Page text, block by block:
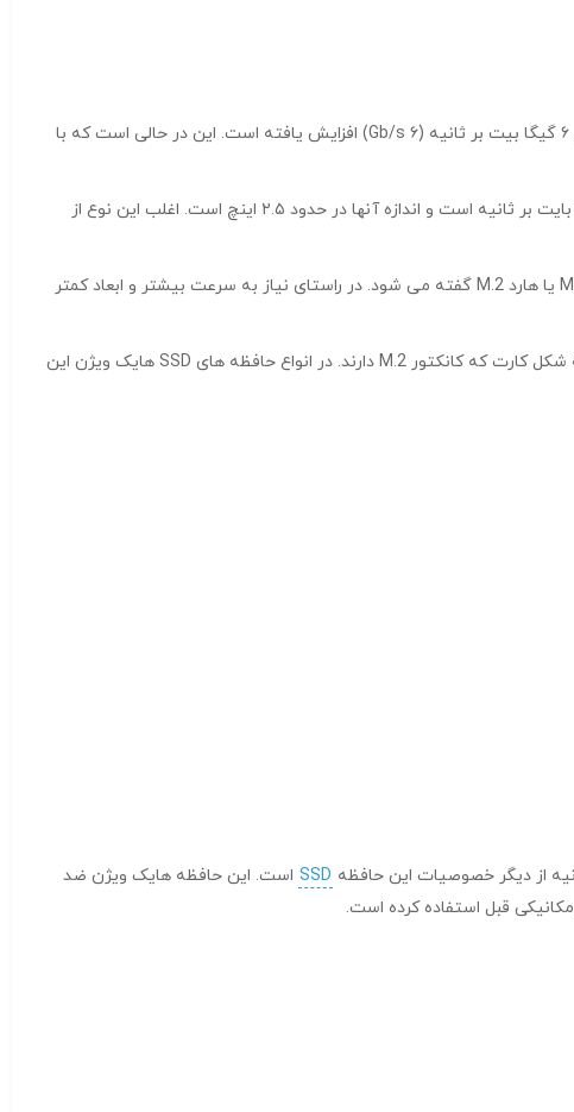
برای اتصال این هاردها از رابط SATA استفاده می شود. با توجه به پشتیبانی از SATA3 یا SATA III سرعت انتقال اطلاعات در این هارد به میزان ۶ گیگا بیت بر ثانیه (۶ Gb/s) افزایش یافته است. این در حالی است که با
سرعت خواندن اطلاعات در هاردهای اینترنال هایک ویژن ۵۵۰ مگا بایت بر ثانیه (۵۵۰MB/S) است. سرعت نوشتن در برخی از مدل نیز ۴۷۰ مگا بایت بر ثانیه است و اندازه آنها در حدود ۲.۵ اینچ است. اغلب این نوع از
هارد M.2 از انواع دیگر هارد است که به صورت کارت روی مادربرد متصل می شود. از آن جهت که به پورت M.2 متصل می شوند به آن کارت M.2 یا هارد M.2 گفته می شود. در راستای نیاز به سرعت بیشتر و ابعاد کمتر
یکی از این پورت ها M.2 است. این پورت زمینه معرفی حافظه های اس اس دی بسیار کوچک و در عین حال سریع را فراهم آورد. حافظه هایی به شکل کارت که کانکتور M.2 دارند. در انواع حافظه های SSD هایک ویژن این
SSD است. این حافظه هایک ویژن ضد
قبل استفاده کرده است.